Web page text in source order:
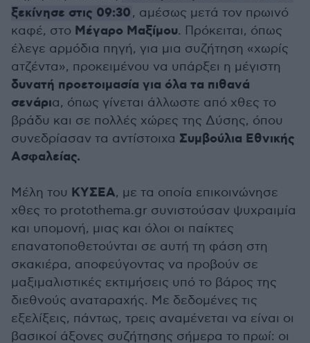
ξεκίνησε στις 09:30, αμέσως μετά τον πρωινό
καφέ, στο Μέγαρο Μαξίμου. Πρόκειται, όπως
έλεγε αρμόδια πηγή, για μια συζήτηση «χωρίς
ατζέντα», προκειμένου να υπάρξει η μέγιστη
δυνατή προετοιμασία για όλα τα πιθανά
σενάρια, όπως γίνεται άλλωστε από χθες το
βράδυ και σε πολλές χώρες της Δύσης, όπου
συνεδρίασαν τα αντίστοιχα Συμβούλια Εθνικής
Ασφαλείας.
Μέλη του ΚΥΣΕΑ, με τα οποία επικοινώνησε
χθες το protothema.gr συνιστούσαν ψυχραιμία
και υπομονή, μιας και όλοι οι παίκτες
επανατοποθετούνται σε αυτή τη φάση στη
σκακιέρα, αποφεύγοντας να προβούν σε
μαξιμαλιστικές εκτιμήσεις υπό το βάρος της
διεθνούς αναταραχής. Με δεδομένες τις
εξελίξεις, πάντως, τρεις αναμένεται να είναι οι
βασικοί άξονες συζήτησης σήμερα το πρωί: οι